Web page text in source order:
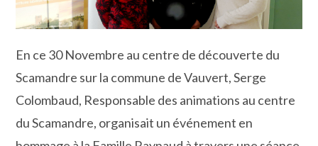
En ce 30 Novembre au centre de découverte du
Scamandre sur la commune de Vauvert, Serge
Colombaud, Responsable des animations au centre
du Scamandre, organisait un événement en